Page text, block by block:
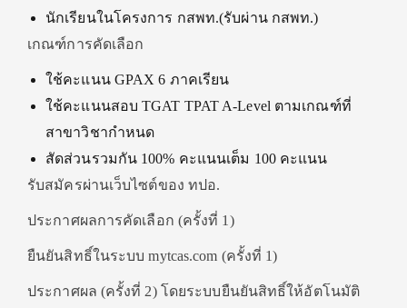
นักเรียนในโครงการ กสพท.(รับผ่าน กสพท.)
เกณฑ์การคัดเลือก
ใช้คะแนน GPAX 6 ภาคเรียน
ใช้คะแนนสอบ TGAT TPAT A-Level ตามเกณฑ์ที่
สาขาวิชากำหนด
สัดส่วนรวมกัน 100% คะแนนเต็ม 100 คะแนน
รับสมัครผ่านเว็บไซต์ของ ทปอ.
ประกาศผลการคัดเลือก (ครั้งที่ 1)
ยืนยันสิทธิ์ในระบบ mytcas.com (ครั้งที่ 1)
ประกาศผล (ครั้งที่ 2) โดยระบบยืนยันสิทธิ์ให้อัตโนมัติ